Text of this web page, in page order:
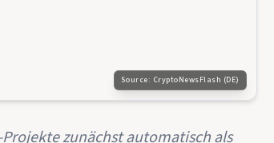
Source: CryptoNewsFlash (DE)
zunächst automatisch als